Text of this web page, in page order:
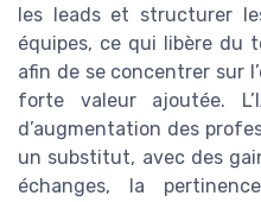
les leads et structurer
équipes, ce qui libère du
afin de se concentrer sur
forte valeur ajoutée.
d’augmentation des
un substitut, avec des
échanges, la